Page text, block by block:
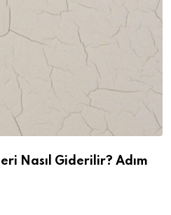
Nasıl Giderilir? Adım